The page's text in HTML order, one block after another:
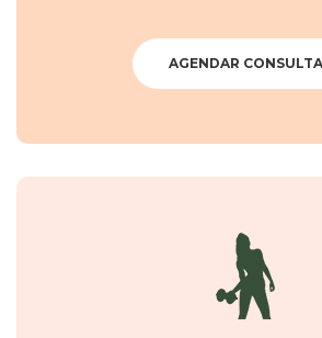
AGENDAR CONSULTA